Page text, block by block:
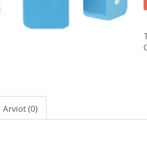
Arviot (0)